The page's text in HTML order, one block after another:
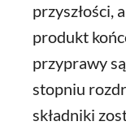
przyszłości,
produkt
przyprawy
stopniu
składniki